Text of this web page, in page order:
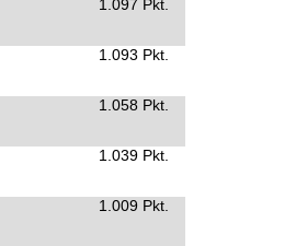
1.097 Pkt.
1.093 Pkt.
1.058 Pkt.
1.039 Pkt.
1.009 Pkt.